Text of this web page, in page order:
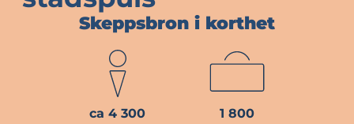
Skeppsbron i korthet
ca 4 300
1 800